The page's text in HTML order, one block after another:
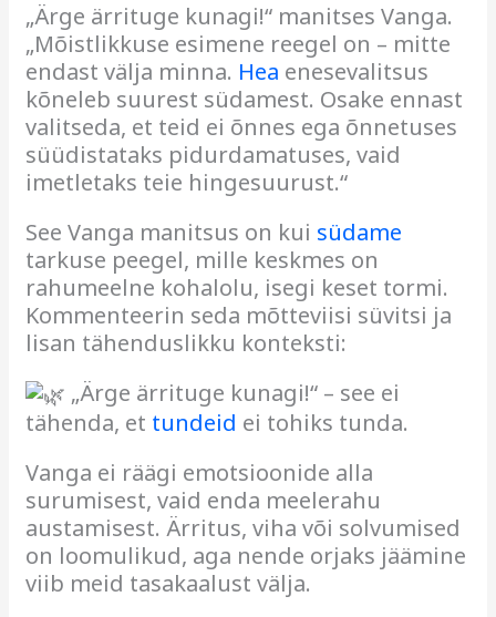
„Ärge ärrituge kunagi!“ manitses Vanga.
„Mõistlikkuse esimene reegel on – mitte
endast välja minna. Hea enesevalitsus
kõneleb suurest südamest. Osake ennast
valitseda, et teid ei õnnes ega õnnetuses
süüdistataks pidurdamatuses, vaid
imetletaks teie hingesuurust.“
See Vanga manitsus on kui südame
tarkuse peegel, mille keskmes on
rahumeelne kohalolu, isegi keset tormi.
Kommenteerin seda mõtteviisi süvitsi ja
lisan tähenduslikku konteksti:
„Ärge ärrituge kunagi!“ – see ei
tähenda, et tundeid ei tohiks tunda.
Vanga ei räägi emotsioonide alla
surumisest, vaid enda meelerahu
austamisest. Ärritus, viha või solvumised
on loomulikud, aga nende orjaks jäämine
viib meid tasakaalust välja.